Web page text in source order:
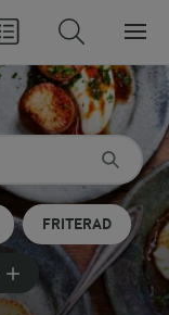
FRITERAD